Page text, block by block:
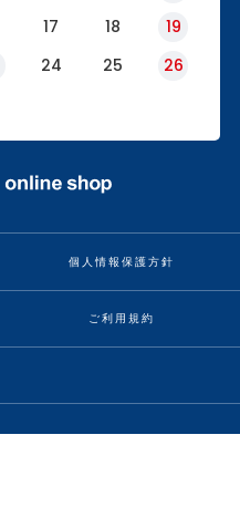
17 18
19
24 25
26
個人情報保護方針
ご利用規約